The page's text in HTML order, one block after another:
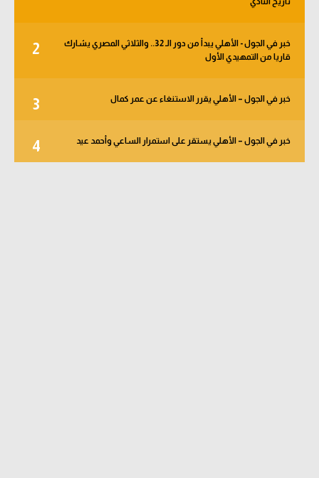
2
خبر في الجول - الأهلي يبدأ من دور الـ 32.. والثلاثي المصري يشارك
قاريا من التمهيدي الأول
3 خبر في الجول – الأهلي يقرر الاستنغاء عن عمر كمال
4 خبر في الجول – الأهلي يستقر على استمرار الساعي وأحمد عيد